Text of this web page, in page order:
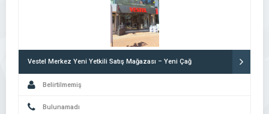
Vestel Merkez Yeni Yetkili Satış Mağazası – Yeni Çağ
Belirtilmemiş
Bulunamadı